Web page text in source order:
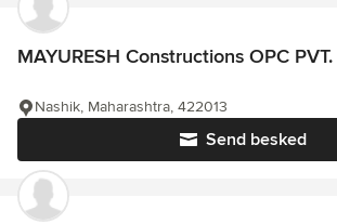
MAYURESH Constructions OPC PVT.
Send besked
Nashik, Maharashtra, 422013